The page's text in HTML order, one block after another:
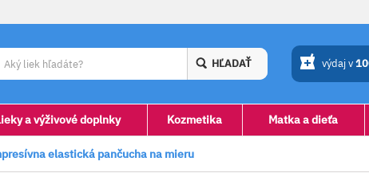
HĽADAŤ výdaj v
a výživové doplnky Kozmetika Matka a dieťa
elastická pančucha na mieru